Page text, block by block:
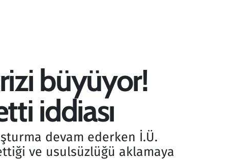
büyüyor!
iddiası
devam ederken İ.Ü.
ve usulsüzlüğü aklamaya